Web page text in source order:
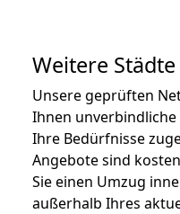
Weitere
Unsere geprüften
Ihnen
Ihre Bedürfnisse
Angebote sind
Sie einen Umzug
außerhalb Ihres